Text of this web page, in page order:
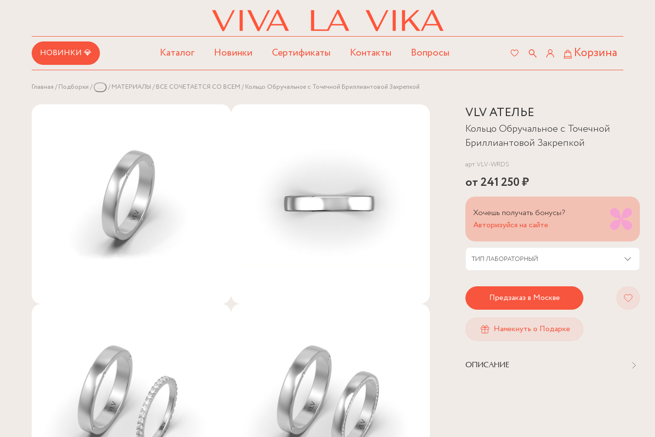
НОВИНКИ 💎 Каталог Новинки Сертификаты Контакты Вопросы Корзина
Главная Подборки ... МАТЕРИАЛЫ ВСЕ СОЧЕТАЕТСЯ СО ВСЕМ Кольцо Обручальное с Точечной Бриллиантовой Закрепкой
VLV АТЕЛЬЕ
Кольцо Обручальное с Точечной
Бриллиантовой Закрепкой
арт.VLV-WRDS
от 241 250 ₽
Хочешь получать бонусы?
Авторизуйся на сайте
ТИП ЛАБОРАТОРНЫЙ
Предзаказ в Москве
Намекнуть о Подарке
ОПИСАНИЕ